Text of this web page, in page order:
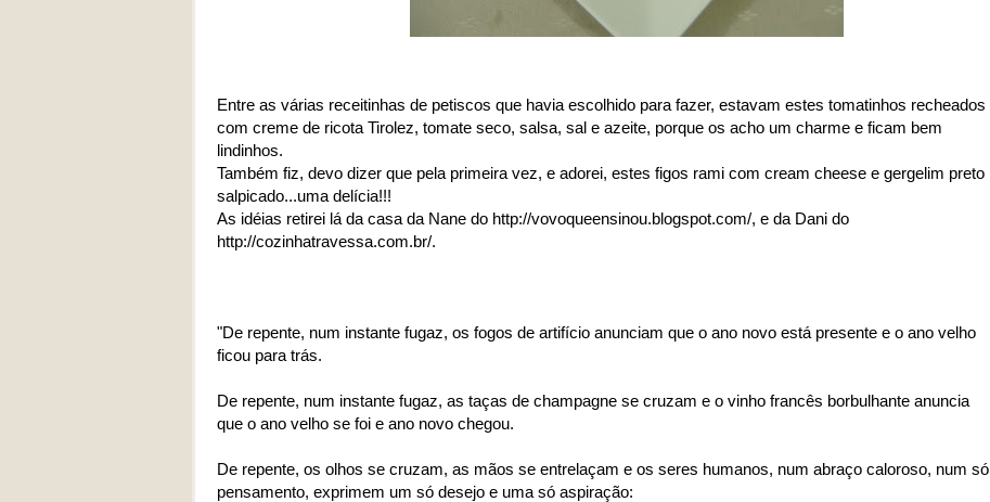
Entre as várias receitinhas de petiscos que havia escolhido para fazer, estavam estes tomatinhos recheados
com creme de ricota Tirolez, tomate seco, salsa, sal e azeite, porque os acho um charme e ficam bem
lindinhos.
Também fiz, devo dizer que pela primeira vez, e adorei, estes figos rami com cream cheese e gergelim preto
salpicado...uma delícia!!!
As idéias retirei lá da casa da Nane do http://vovoqueensinou.blogspot.com/, e da Dani do
http://cozinhatravessa.com.br/.
"De repente, num instante fugaz, os fogos de artifício anunciam que o ano novo está presente e o ano velho
ficou para trás.
De repente, num instante fugaz, as taças de champagne se cruzam e o vinho francês borbulhante anuncia
que o ano velho se foi e ano novo chegou.
De repente, os olhos se cruzam, as mãos se entrelaçam e os seres humanos, num abraço caloroso, num só
pensamento, exprimem um só desejo e uma só aspiração: